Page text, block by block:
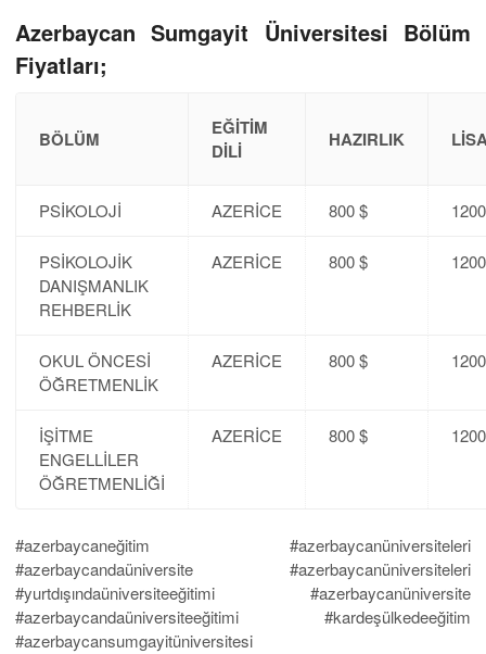
Azerbaycan Sumgayit Üniversitesi Bölüm
Fiyatları;
BÖLÜM
EĞİTİM
DİLİ
HAZIRLIK
PSİKOLOJİ AZERİCE 800 $
PSİKOLOJİK
DANIŞMANLIK
REHBERLİK
AZERİCE 800 $
OKUL ÖNCESİ
ÖĞRETMENLİK
AZERİCE 800 $
İŞİTME
ENGELLİLER
ÖĞRETMENLİĞİ
AZERİCE 800 $
#azerbaycaneğitim #azerbaycanüniversiteleri
#azerbaycandaüniversite #azerbaycanüniversiteleri
#yurtdışındaüniversiteeğitimi #azerbaycanüniversite
#azerbaycandaüniversiteeğitimi #kardeşülkedeeğitim
#azerbaycansumgayitüniversitesi